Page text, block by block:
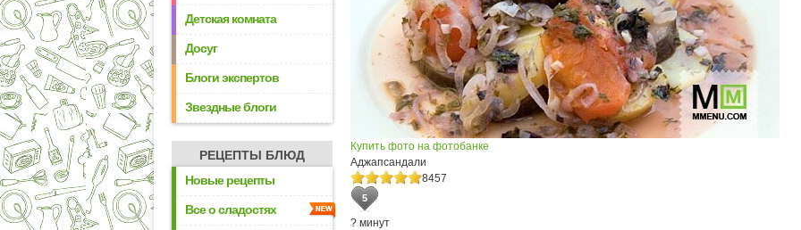
Детская комната
Досуг
Блоги экспертов
Звездные блоги
РЕЦЕПТЫ БЛЮД
Новые рецепты
Все о сладостях
Купить фото на фотобанке
Аджапсандали
8457
5
? минут